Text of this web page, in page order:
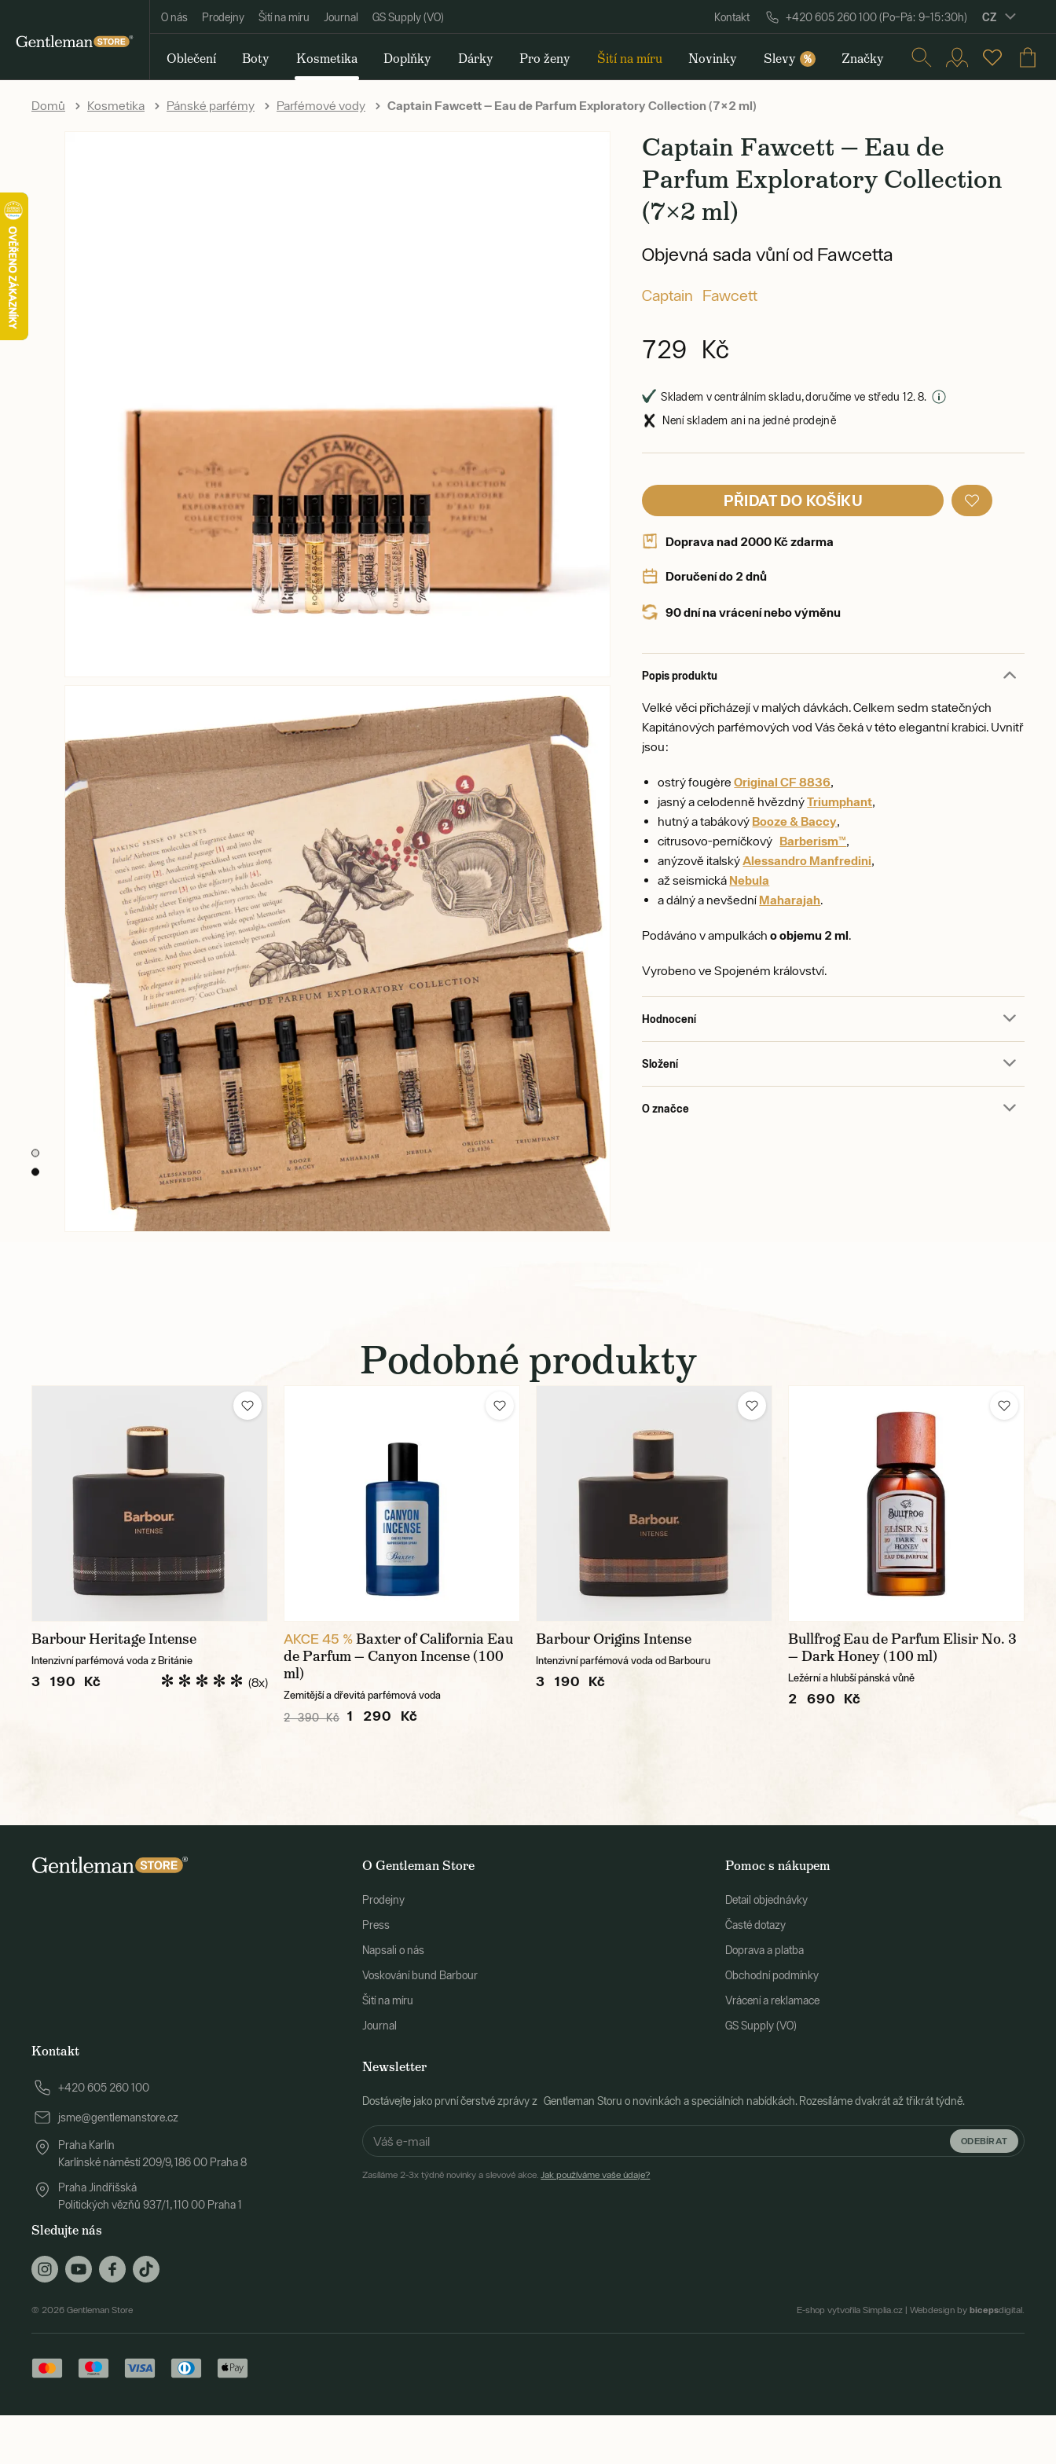
O nás Prodejny Šití na míru Journal GS Supply (VO) Kontakt +420 605 260 100 (Po–Pá: 9–15:30h) CZ
Oblečení Boty Kosmetika Doplňky Dárky Pro ženy Šití na míru Novinky Slevy % Značky
Domů Kosmetika Pánské parfémy Parfémové vody Captain Fawcett — Eau de Parfum Exploratory Collection (7×2 ml)
Captain Fawcett — Eau de
Parfum Exploratory Collection
(7×2 ml)
Objevná sada vůní od Fawcetta
Captain Fawcett
729 Kč
Skladem v centrálním skladu, doručíme ve středu 12. 8.
Není skladem ani na jedné prodejně
PŘIDAT DO KOŠÍKU
Doprava nad 2000 Kč zdarma
Doručení do 2 dnů
90 dní na vrácení nebo výměnu
Popis produktu
Velké věci přicházejí v malých dávkách. Celkem sedm statečných
Kapitánových parfémových vod Vás čeká v této elegantní krabici. Uvnitř
jsou:
ostrý fougèreOriginal CF 8836
jasný a celodenně hvězdnýTriumphant
hutný a tabákový Booze & Baccy
citrusovo-perníčkový Barberism™
anýzově italský Alessandro Manfredini
až seismická Nebula
a dálný a nevšední Maharajah
Podáváno v ampulkácho objemu 2 ml
Vyrobeno ve Spojeném království.
Hodnocení
Složení
O značce
Podobné produkty
Barbour Heritage Intense
Intenzivní parfémová voda z Británie
3 190 Kč (8x)
AKCE 45 %Baxter of California Eau
de Parfum — Canyon Incense (100
ml)
Zemitější a dřevitá parfémová voda
2 390 Kč 1 290 Kč
Barbour Origins Intense
Intenzivní parfémová voda od Barbouru
3 190 Kč
Bullfrog Eau de Parfum Elisir No. 3
— Dark Honey (100 ml)
Ležérní a hlubší pánská vůně
2 690 Kč
O Gentleman Store
Prodejny
Press
Napsali o nás
Voskování bund Barbour
Šití na míru
Journal
Pomoc s nákupem
Detail objednávky
Časté dotazy
Doprava a platba
Obchodní podmínky
Vrácení a reklamace
GS Supply (VO)
Newsletter
Dostávejte jako první čerstvé zprávy z Gentleman Storu o novinkách a speciálních nabídkách. Rozesíláme dvakrát až třikrát týdně.
ODEBÍRAT
Zasíláme 2-3x týdně novinky a slevové akce. Jak používáme vaše údaje?
Kontakt
+420 605 260 100
jsme@gentlemanstore.cz
Praha Karlín
Karlínské náměstí 209/9, 186 00 Praha 8
Praha Jindřišská
Politických vězňů 937/1, 110 00 Praha 1
Sledujte nás
© 2026 Gentleman Store E-shop vytvořila Simplia.cz | Webdesign by bicepsdigital.